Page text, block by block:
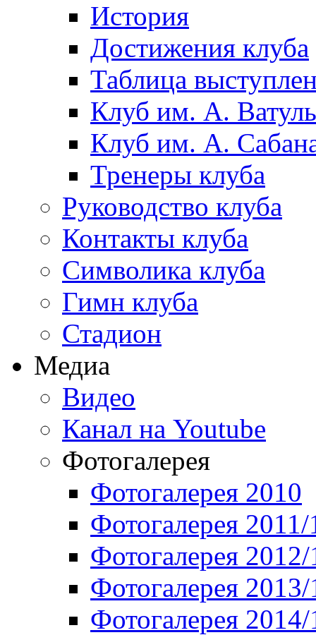
История
Достижения клуба
Таблица
Клуб им. А.
Клуб им. А.
Тренеры клуба
Руководство клуба
Контакты клуба
Символика клуба
Гимн клуба
Стадион
Медиа
Видео
Канал на Youtube
Фотогалерея
Фотогалерея 2010
Фотогалерея 2011/
Фотогалерея
Фотогалерея
Фотогалерея